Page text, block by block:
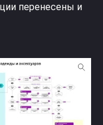
перенесены и